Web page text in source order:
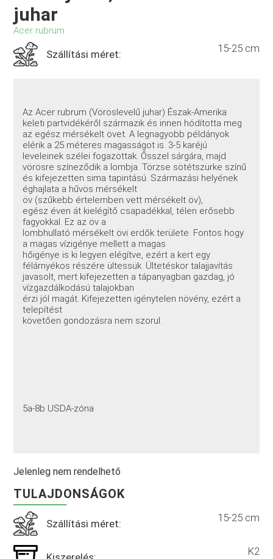
juhar
Acer rubrum
Szállítási méret: 15-25 cm
Az Acer rubrum (Vöröslevelű juhar) Észak-Amerika
keleti partvidékéről származik és innen hódította meg
az egész mérsékelt övet. A legnagyobb példányok
elérik a 25 méteres magasságot is. 3-5 karéjú
leveleinek szélei fogazottak. Ősszel sárgára, majd
vörösre színeződik a lombja. Törzse sötétszürke színű
és kifejezetten sima tapintású. Származási helyének
éghajlata a hűvös mérsékelt
öv (szűkebb értelemben vett mérsékelt öv),
egész éven át kielégítő csapadékkal, télen erősebb
fagyokkal. Ez az öv a
lombhullató mérsékelt övi erdők területe. Fontos hogy
a magas vízigénye mellett a magas
hőigénye is ki legyen elégítve, ezért a kert egy
félárnyékos részére ültessük. Ültetéskor talajjavítás
javasolt, mert kifejezetten a tápanyagban gazdag, jó
vízgazdálkodású talajokban
érzi jól magát. Kifejezetten igénytelen növény, ezért a
telepítést
követően gondozásra nem szorul.
5a-8b USDA-zóna
Jelenleg nem rendelhető
TULAJDONSÁGOK
Szállítási méret: 15-25 cm
K2